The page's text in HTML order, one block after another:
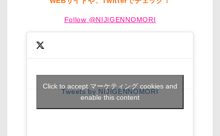
Follow @NIJIGENNOMORI
Tweets by NIJIGENNOMORI
Click to accept マーケティング cookies and
enable this content